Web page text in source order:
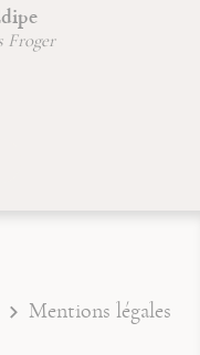
Mentions légales